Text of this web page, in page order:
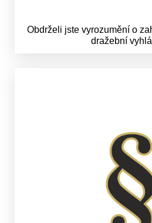
Obdrželi jste vyrozumění o
dražební